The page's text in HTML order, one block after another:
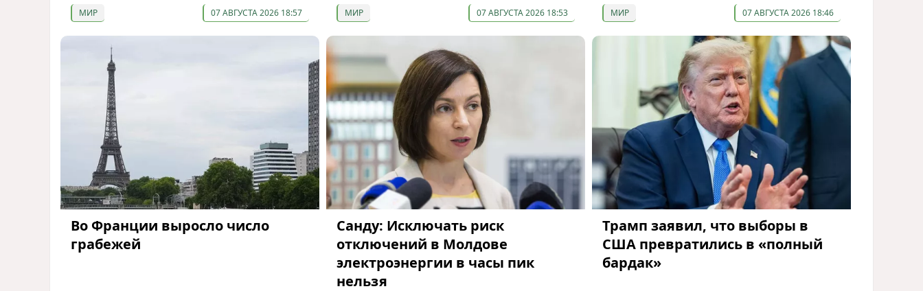
МИР 07 АВГУСТА 2026 18:57 МИР 07 АВГУСТА 2026 18:53 МИР 07 АВГУСТА 2026 18:46
Во Франции выросло число
грабежей
Санду: Исключать риск
отключений в Молдове
электроэнергии в часы пик
нельзя
Трамп заявил, что выборы в
США превратились в «полный
бардак»